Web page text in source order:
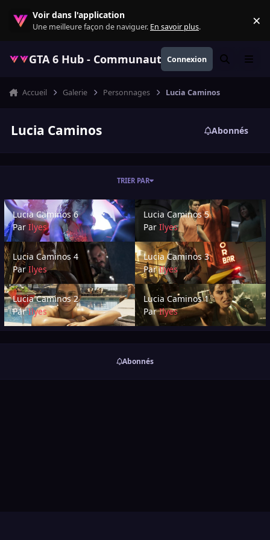
Voir dans l'application
Une meilleure façon de naviguer. En savoir plus. ×
GTA 6 Hub - Communauté GTA VI
Connexion Rechercher
Menu
Accueil Galerie Personnages Lucia Caminos
Lucia Caminos Abonnés
TRIER PAR
Lucia Caminos 6
Lucia Caminos 6
Par Ilyes
Lucia Caminos 5
Lucia Caminos 5
Par Ilyes
Lucia Caminos 4
Lucia Caminos 4
ParIlyes
Lucia Caminos 3
Lucia Caminos 3
ParIlyes
Lucia Caminos 2
Lucia Caminos 2
ParIlyes
Lucia Caminos 1
Lucia Caminos 1
ParIlyes
Abonnés